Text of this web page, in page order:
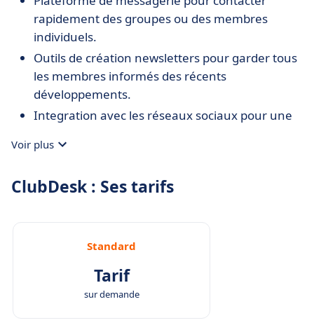
rapidement des groupes ou des membres
individuels.
Outils de création newsletters pour garder tous
les membres informés des récents
développements.
Integration avec les réseaux sociaux pour une
Voir plus
ClubDesk : Ses tarifs
Standard
Tarif
sur demande